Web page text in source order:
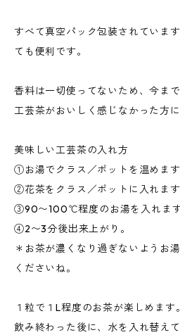
すべて真空パック包装されていま
ても便利です。
香料は一切使ってないため、今ま
工芸茶がおいしく感じなかった方
美味しい工芸茶の入れ方
①お湯でクラス／ポットを温めます
②花茶をクラス／ポットに入れます
③90〜100℃程度のお湯を入れます
④2〜3分後出来上がり。
＊お茶が濃くなり過ぎないようお
くださいね。
１粒で１L程度のお茶が楽しめます。
飲み終わった後に、水を入れ替え